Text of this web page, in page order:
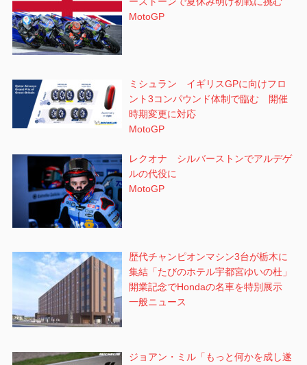
MotoGP
ミシュラン イギリスGPに向けフロ
ント3コンパウンド体制で臨む 開催
時期変更に対応
MotoGP
レクオナ シルバーストンでアルデゲ
ルの代役に
MotoGP
歴代チャンピオンマシン3台が栃木に
集結「たびのホテル宇都宮ゆいの杜」
開業記念でHondaの名車を特別展示
一般ニュース
ジョアン・ミル「もっと何かを成し遂